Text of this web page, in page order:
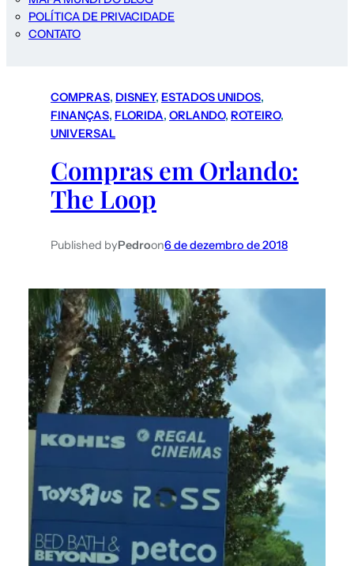
POLÍTICA DE PRIVACIDADE
CONTATO
COMPRAS, DISNEY, ESTADOS UNIDOS
FINANÇAS, FLORIDA, ORLANDO, ROTEIRO
UNIVERSAL
Compras em Orlando:
The Loop
Published byPedroon6 de dezembro de 2018